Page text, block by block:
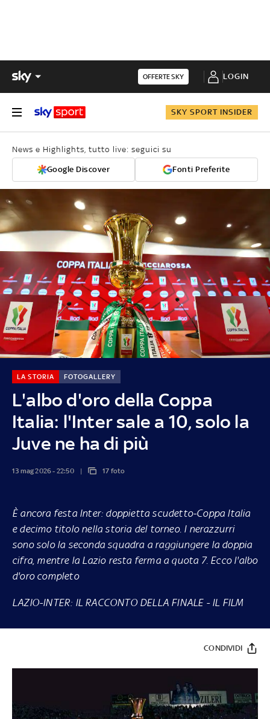
OFFERTE SKY LOGIN
SKY SPORT INSIDER
News e Highlights, tutto live: seguici su
Google Discover Fonti Preferite
L'albo d'oro della Coppa
Italia: l'Inter sale a 10, solo la
Juve ne ha di più
LA STORIA FOTOGALLERY
13 mag 2026 - 22:50 17 foto
È ancora festa Inter: doppietta scudetto-Coppa Italia
e decimo titolo nella storia del torneo. I nerazzurri
sono solo la seconda squadra a raggiungere la doppia
cifra, mentre la Lazio resta ferma a quota 7. Ecco l'albo
d'oro completo
LAZIO-INTER: IL RACCONTO DELLA FINALE- IL FILM
CONDIVIDI